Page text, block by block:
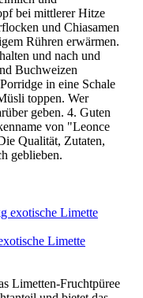
bei mittlerer Hitze
und Chiasamen
Rühren erwärmen.
und nach und
Buchweizen
in eine Schale
toppen. Wer
geben. 4. Guten
von "Leonce
Qualität, Zutaten,
geblieben.
Limette
Limetten-Fruchtpüree